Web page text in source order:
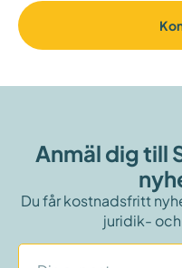
Anmäl dig till
Du får kostnadsfritt
juridik-